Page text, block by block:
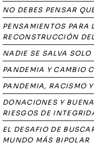
NO DEBES PENSAR
PENSAMIENTOS PARA
RECONSTRUCCIÓN
NADIE SE SALVA SOLO
PANDEMIA Y CAMBIO
PANDEMIA, RACISMO
DONACIONES Y
RIESGOS DE
EL DESAFIO DE
MUNDO MÁS BIPOLAR